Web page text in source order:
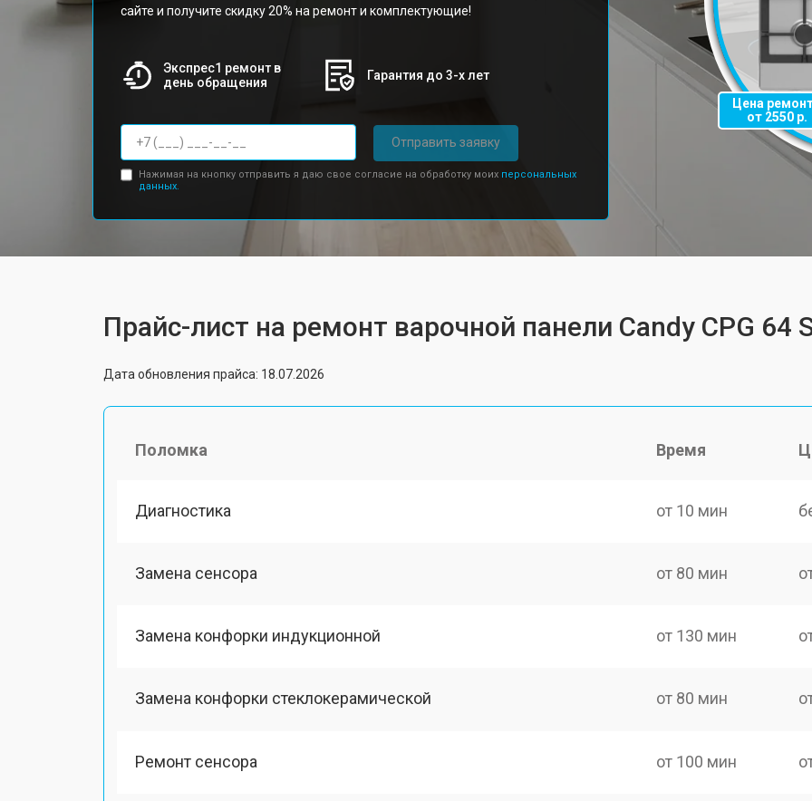
сайте и получите скидку 20% на ремонт и комплектующие!
Экспрес1 ремонт в
день обращения
Гарантия до 3-х лет
Отправить заявку
Нажимая на кнопку отправить я даю свое согласие на обработку моих персональных
данных.
Цена
от 2550 р.
Прайс-лист на ремонт варочной панели Candy CPG 64
Дата обновления прайса: 18.07.2026
Поломка Время
Диагностика от 10 мин
Замена сенсора от 80 мин
Замена конфорки индукционной от 130 мин
Замена конфорки стеклокерамической от 80 мин
Ремонт сенсора от 100 мин